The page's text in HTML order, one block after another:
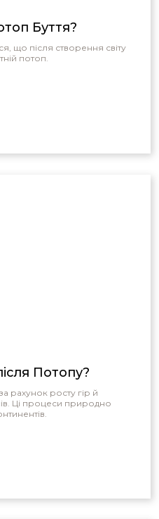
Буття?
що після створення світу
потоп.
Потопу?
рахунок росту гір й
Ці процеси природно